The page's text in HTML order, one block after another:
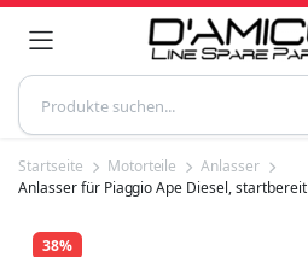
Startseite Motorteile
Anlasser
Anlasser für Piaggio Ape Diesel, startbereit
38%